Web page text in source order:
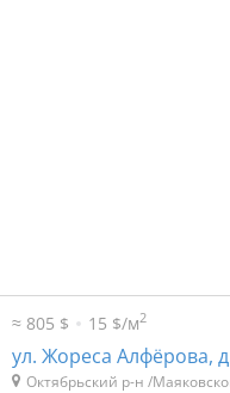
≈ 805 $ 15 $/м2
ул. Жореса Алфёрова,
Октябрьский р-н /